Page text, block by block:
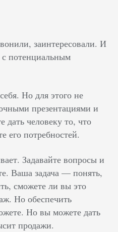
заинтересовали. И
с потенциальным
Но для этого не
презентациями и
человеку то, что
его потребностей.
Задавайте вопросы и
Ваша задача — понять,
сможете ли вы это
Но обеспечить
Но вы можете дать
продажи.